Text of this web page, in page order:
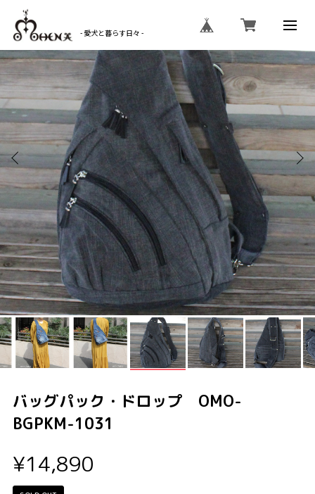
- 愛犬と暮らす日々 -
バッグパック・ドロップ OMO-
BGPKM-1031
¥14,890